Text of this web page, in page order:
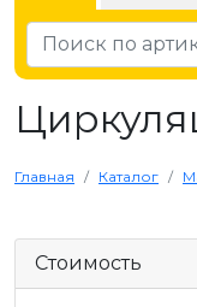
Главная Каталог
Стоимость